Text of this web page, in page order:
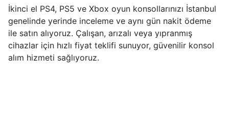
İkinci el PS4, PS5 ve Xbox oyun konsollarınızı İstanbul
genelinde yerinde inceleme ve aynı gün nakit ödeme
ile satın alıyoruz. Çalışan, arızalı veya yıpranmış
cihazlar için hızlı fiyat teklifi sunuyor, güvenilir konsol
alım hizmeti sağlıyoruz.